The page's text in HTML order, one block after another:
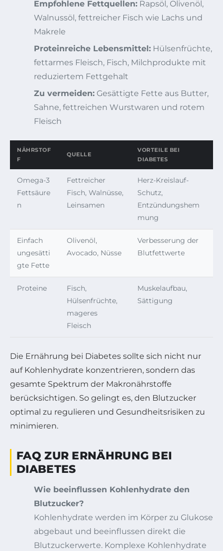
Empfohlene Fettquellen: Rapsöl, Olivenöl,
Walnussöl, fettreicher Fisch wie Lachs und
Makrele
Proteinreiche Lebensmittel: Hülsenfrüchte,
fettarmes Fleisch, Fisch, Milchprodukte mit
reduziertem Fettgehalt
Zu vermeiden: Gesättigte Fette aus Butter,
Sahne, fettreichen Wurstwaren und rotem
Fleisch
NÄHRSTOF
F
QUELLE
VORTEILE BEI
DIABETES
Omega-3
Fettsäure
n
Fettreicher
Fisch, Walnüsse,
Leinsamen
Herz-Kreislauf-
Schutz,
Entzündungshem
mung
Einfach
ungesätti
gte Fette
Olivenöl,
Avocado, Nüsse
Verbesserung der
Blutfettwerte
Proteine
Fisch,
Hülsenfrüchte,
mageres
Fleisch
Muskelaufbau,
Sättigung
Die Ernährung bei Diabetes sollte sich nicht nur
auf Kohlenhydrate konzentrieren, sondern das
gesamte Spektrum der Makronährstoffe
berücksichtigen. So gelingt es, den Blutzucker
optimal zu regulieren und Gesundheitsrisiken zu
minimieren.
FAQ ZUR ERNÄHRUNG BEI
DIABETES
Wie beeinflussen Kohlenhydrate den
Blutzucker?
Kohlenhydrate werden im Körper zu Glukose
abgebaut und beeinflussen direkt die
Blutzuckerwerte. Komplexe Kohlenhydrate